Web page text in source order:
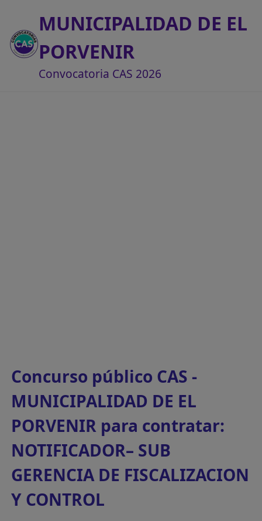
MUNICIPALIDAD DE EL
PORVENIR
Convocatoria CAS 2026
Concurso público CAS -
MUNICIPALIDAD DE EL
PORVENIR para contratar:
NOTIFICADOR– SUB
GERENCIA DE FISCALIZACION
Y CONTROL